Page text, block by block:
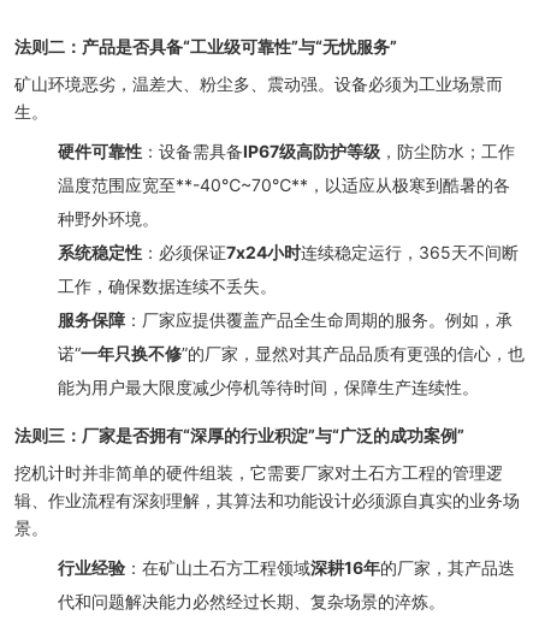
法则二：产品是否具备“工业级可靠性”与“无忧服务”
矿山环境恶劣，温差大、粉尘多、震动强。设备必须为工业场景而
生。
硬件可靠性：设备需具备IP67级高防护等级，防尘防水；工作
温度范围应宽至**-40℃~70℃**，以适应从极寒到酷暑的各
种野外环境。
系统稳定性：必须保证7x24小时连续稳定运行，365天不间断
工作，确保数据连续不丢失。
服务保障：厂家应提供覆盖产品全生命周期的服务。例如，承
诺“一年只换不修”的厂家，显然对其产品品质有更强的信心，也
能为用户最大限度减少停机等待时间，保障生产连续性。
法则三：厂家是否拥有“深厚的行业积淀”与“广泛的成功案例”
挖机计时并非简单的硬件组装，它需要厂家对土石方工程的管理逻
辑、作业流程有深刻理解，其算法和功能设计必须源自真实的业务场
景。
行业经验：在矿山土石方工程领域深耕16年的厂家，其产品迭
代和问题解决能力必然经过长期、复杂场景的淬炼。